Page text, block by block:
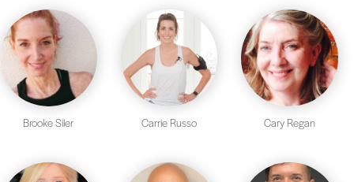
Brooke Siler Carrie Russo Cary Regan